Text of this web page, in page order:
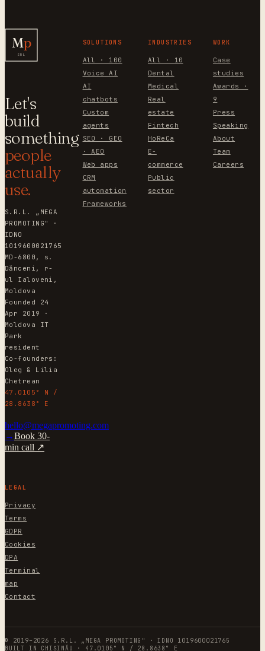
Mp
SRL
Let's
build
something
people
actually
use.
S.R.L. „MEGA
PROMOTING" ·
IDNO
1019600021765
MD-6800, s.
Dănceni, r-
ul Ialoveni,
Moldova
Founded 24
Apr 2019 ·
Moldova IT
Park
resident
Co-founders:
Oleg & Lilia
Chetrean
47.0105° N /
28.8638° E
hello@megapromoting.com
→Book 30-
min call ↗
SOLUTIONS
All · 100
Voice AI
AI
chatbots
Custom
agents
SEO · GEO
· AEO
Web apps
CRM
automation
Frameworks
INDUSTRIES
All · 10
Dental
Medical
Real
estate
Fintech
HoReCa
E-
commerce
Public
sector
WORK
Case
studies
Awards ·
9
Press
Speaking
About
Team
Careers
LEGAL
Privacy
Terms
GDPR
Cookies
DPA
Terminal
map
Contact
© 2019–2026 S.R.L. „MEGA PROMOTING" · IDNO 1019600021765
BUILT IN CHIȘINĂU · 47.0105° N / 28.8638° E